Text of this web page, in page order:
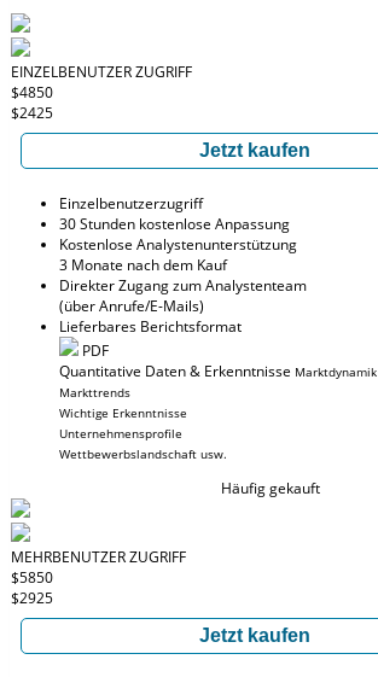
EINZELBENUTZER ZUGRIFF
$4850
$2425
Jetzt kaufen
Einzelbenutzerzugriff
30 Stunden kostenlose Anpassung
Kostenlose Analystenunterstützung
3 Monate nach dem Kauf
Direkter Zugang zum Analystenteam
(über Anrufe/E-Mails)
Lieferbares Berichtsformat
PDF
Quantitative Daten & Erkenntnisse Marktdynamik
Markttrends
Wichtige Erkenntnisse
Unternehmensprofile
Wettbewerbslandschaft usw.
Häufig gekauft
MEHRBENUTZER ZUGRIFF
$5850
$2925
Jetzt kaufen